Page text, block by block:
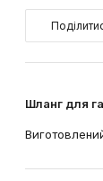
Шланг для